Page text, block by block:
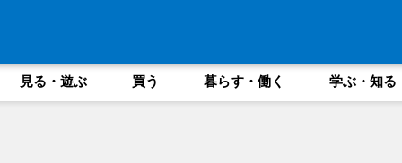
見る・遊ぶ 買う 暮らす・働く 学ぶ・知る